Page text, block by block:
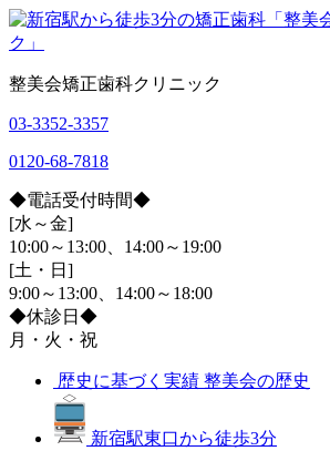
整美会矯正歯科クリニック
03-3352-3357
0120-68-7818
◆電話受付時間◆
[水～金]
10:00～13:00、14:00～19:00
[土・日]
9:00～13:00、14:00～18:00
◆休診日◆
月・火・祝
歴史に基づく実績 整美会の歴史
新宿駅東口から徒歩3分